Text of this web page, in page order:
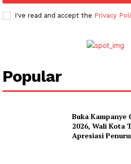
News
SUBSCRIBE
I've read and accept the Privacy
Popular
Buka Kampanye
2026, Wali Kota
Apresiasi